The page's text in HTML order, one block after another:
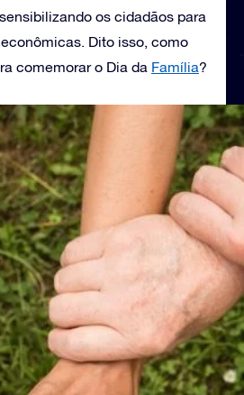
os cidadãos para
Dito isso, como
comemorar o Dia da Família?